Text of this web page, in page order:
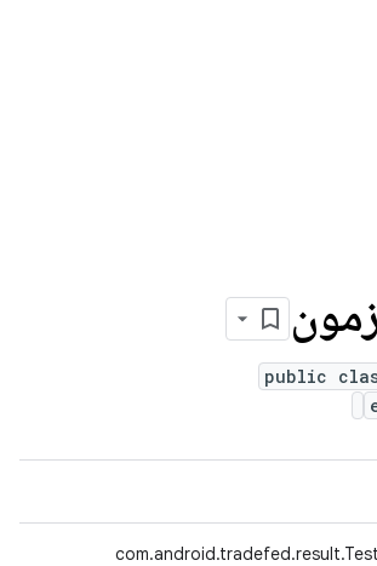
public